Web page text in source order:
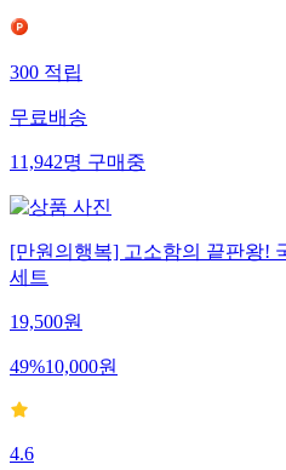
300적립
무료배송
11,942명구매중
[만원의행복] 고소함의 끝판왕!
세트
19,500원
49%10,000원
4.6